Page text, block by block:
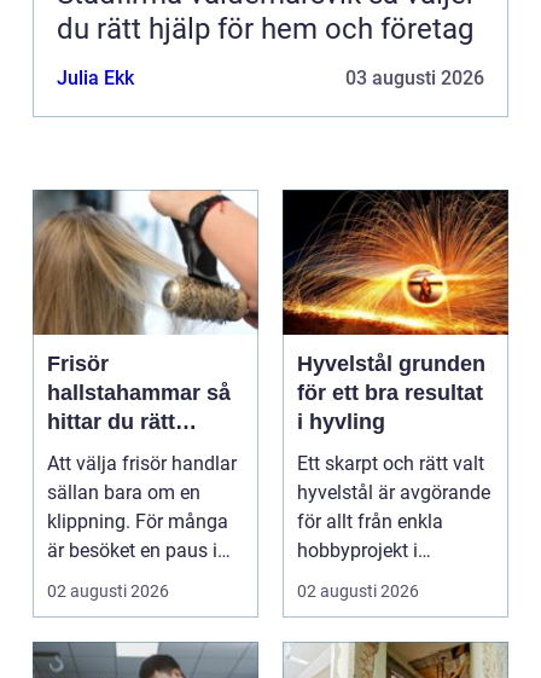
du rätt hjälp för hem och företag
Julia Ekk 03 augusti 2026
Frisör
hallstahammar så
hittar du rätt
salong för stil,
kvalitet och känsla
Att välja frisör handlar
sällan bara om en
klippning. För många
är besöket en paus i
vardagen, ett s...
02 augusti 2026
Hyvelstål grunden
för ett bra resultat
i hyvling
Ett skarpt och rätt valt
hyvelstål är avgörande
för allt från enkla
hobbyprojekt i
verkstaden till k...
02 augusti 2026